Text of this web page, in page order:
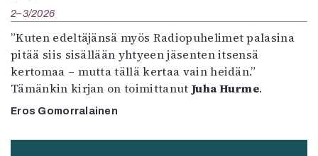
2–3/2026
”Kuten edeltäjänsä myös Radiopuhelimet palasina
pitää siis sisällään yhtyeen jäsenten itsensä
kertomaa – mutta tällä kertaa vain heidän.”
Tämänkin kirjan on toimittanut Juha Hurme.
Eros Gomorralainen